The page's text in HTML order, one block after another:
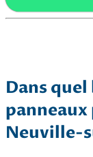
Dans
Neuville-